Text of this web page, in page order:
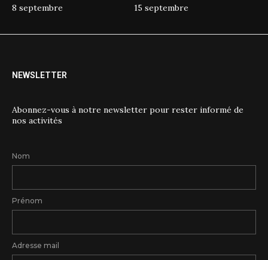
8 septembre
15 septembre
NEWSLETTER
Abonnez-vous à notre newsletter pour rester informé de
nos activités
Nom
Prénom
Adresse mail